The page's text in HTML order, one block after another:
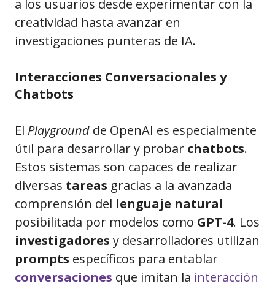
a los usuarios desde experimentar con la
creatividad hasta avanzar en
investigaciones punteras de IA.
Interacciones Conversacionales y
Chatbots
El Playground de OpenAI es especialmente
útil para desarrollar y probar chatbots.
Estos sistemas son capaces de realizar
diversas tareas gracias a la avanzada
comprensión del lenguaje natural
posibilitada por modelos como GPT-4. Los
investigadores y desarrolladores utilizan
prompts específicos para entablar
conversaciones que imitan la interacción